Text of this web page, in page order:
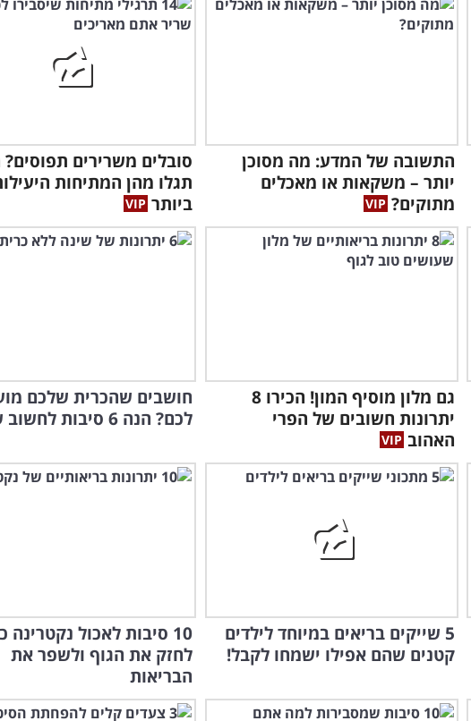
התשובה של המדע: מה מסוכן
יותר – משקאות או מאכלים
מתוקים?
סובלים משרירים תפוסים?
תגלו מהן המתיחות
ביותר
גם מלון מוסיף המון! הכירו 8
יתרונות חשובים של הפרי
האהוב
חושבים שהכרית שלכם
לכם? הנה 6 סיבות לחשוב שנית...
5 שייקים בריאים במיוחד לילדים
קטנים שהם אפילו ישמחו לקבל!
10 סיבות לאכול נקטרינה
לחזק את הגוף ולשפר את
הבריאות